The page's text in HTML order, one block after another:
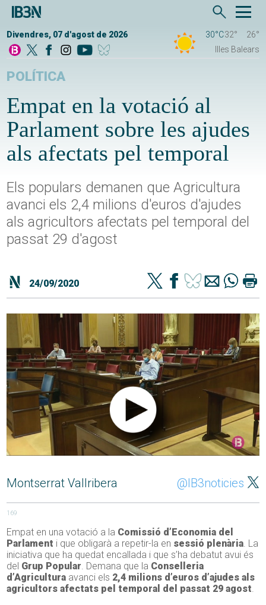
Divendres, 07 d'agost de 2026 30°C32°
26°
Illes Balears
POLÍTICA
Empat en la votació al
Parlament sobre les ajudes
als afectats pel temporal
Els populars demanen que Agricultura
avanci els 2,4 milions d'euros d'ajudes
als agricultors afectats pel temporal del
passat 29 d'agost
24/09/2020
Montserrat Vallribera @IB3noticies
169
Empat en una votació a la Comissió d’Economia del
Parlament i que obligarà a repetir-la en sessió plenària. La
iniciativa que ha quedat encallada i que s’ha debatut avui és
del Grup Popular. Demana que la Conselleria
d’Agricultura avanci els 2,4 milions d’euros d’ajudes als
agricultors afectats pel temporal del passat 29 agost.